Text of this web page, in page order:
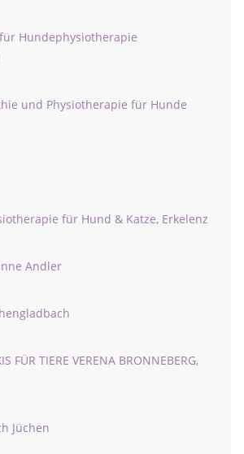
Hundephysiotherapie
und Physiotherapie für Hunde
für Hund & Katze, Erkelenz
Andler
FÜR TIERE VERENA BRONNEBERG,
Jüchen